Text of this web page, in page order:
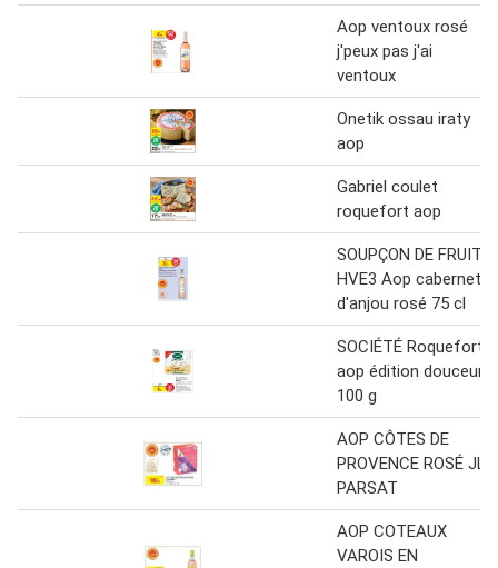
Aop ventoux rosé
j'peux pas j'ai
ventoux
Onetik ossau iraty
aop
Gabriel coulet
roquefort aop
SOUPÇON DE FRUIT
HVE3 Aop cabernet
d'anjou rosé 75 cl
SOCIÉTÉ Roquefort
aop édition douceur
100 g
AOP CÔTES DE
PROVENCE ROSÉ JL
PARSAT
AOP COTEAUX
VAROIS EN